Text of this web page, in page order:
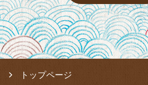
トップページ